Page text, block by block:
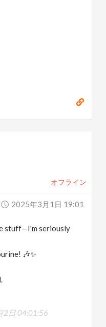
オフライン
2025年3月1日 19:01
stuff—I'm seriously
🎶✨
2日 04:01:56